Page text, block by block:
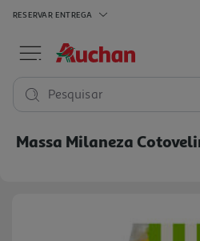
RESERVAR ENTREGA
Pesquisar
Massa Milaneza